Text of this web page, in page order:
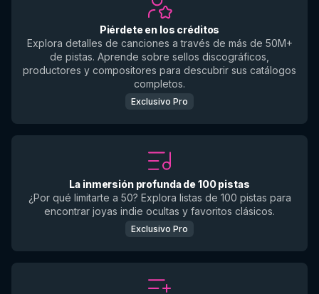
Piérdete en los créditos
Explora detalles de canciones a través de más de 50M+
de pistas. Aprende sobre sellos discográficos,
productores y compositores para descubrir sus catálogos
completos.
Exclusivo Pro
La inmersión profunda de 100 pistas
¿Por qué limitarte a 50? Explora listas de 100 pistas para
encontrar joyas indie ocultas y favoritos clásicos.
Exclusivo Pro